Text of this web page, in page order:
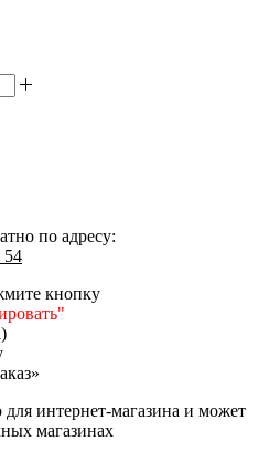
по адресу:
54
кнопку
для интернет-магазина и может
магазинах